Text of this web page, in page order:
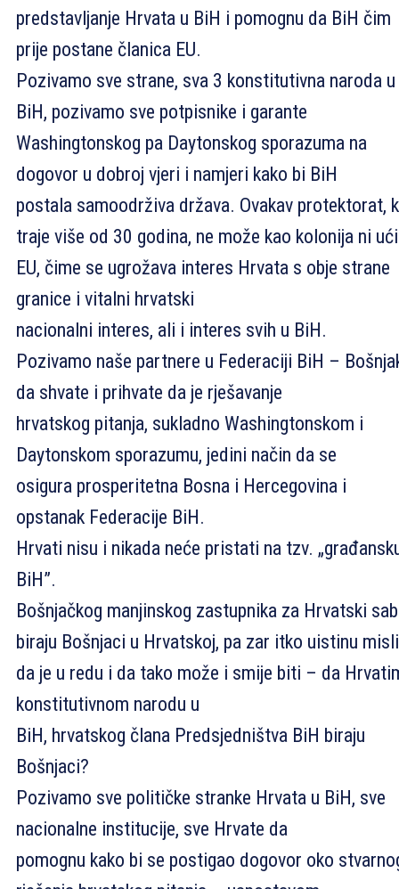
predstavljanje Hrvata u BiH i pomognu da BiH čim
prije postane članica EU.
Pozivamo sve strane, sva 3 konstitutivna naroda u
BiH, pozivamo sve potpisnike i garante
Washingtonskog pa Daytonskog sporazuma na
dogovor u dobroj vjeri i namjeri kako bi BiH
postala samoodrživa država. Ovakav protektorat,
traje više od 30 godina, ne može kao kolonija ni
EU, čime se ugrožava interes Hrvata s obje strane
granice i vitalni hrvatski
nacionalni interes, ali i interes svih u BiH.
Pozivamo naše partnere u Federaciji BiH –
da shvate i prihvate da je rješavanje
hrvatskog pitanja, sukladno Washingtonskom i
Daytonskom sporazumu, jedini način da se
osigura prosperitetna Bosna i Hercegovina i
opstanak Federacije BiH.
Hrvati nisu i nikada neće pristati na tzv.
BiH”.
Bošnjačkog manjinskog zastupnika za Hrvatski
biraju Bošnjaci u Hrvatskoj, pa zar itko uistinu misli
da je u redu i da tako može i smije biti – da
konstitutivnom narodu u
BiH, hrvatskog člana Predsjedništva BiH biraju
Bošnjaci?
Pozivamo sve političke stranke Hrvata u BiH, sve
nacionalne institucije, sve Hrvate da
pomognu kako bi se postigao dogovor oko